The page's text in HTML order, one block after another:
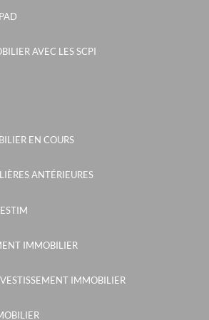
AVEC LES SCPI
EN COURS
ANTÉRIEURES
IMMOBILIER
IMMOBILIER